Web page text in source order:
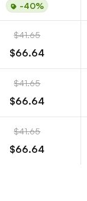
-40%
$41.65
$66.64
$41.65
$66.64
$41.65
$66.64